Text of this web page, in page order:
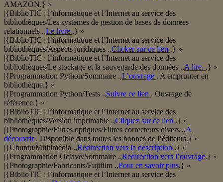
AMAZON.} »
|{BiblioTIC : l’informatique et l’Internet au service des
bibliothèques/Les systèmes de gestion de bases de données
relationnels .,Le livre .} »
|{BiblioTIC : l’informatique et l’Internet au service des
bibliothèques/Aspects juridiques .,Clicker sur ce lien .} »
|{BiblioTIC : l’informatique et l’Internet au service des
bibliothèques/Le stockage et la sauvegarde des données .,A lire. .} »
|{Programmation Python/Sommaire .,L’ouvrage . A emprunter en
bibliothèque.} »
|{Programmation Python/Tests .,Suivre ce lien . Ouvrage de
référence.} »
|{BiblioTIC : l’informatique et l’Internet au service des
bibliothèques/Version imprimable .,Cliquez sur ce lien .} »
|{Photographie/Filtres optiques/Filtres correcteurs divers .,A
découvrir . Disponible dans toutes les bonnes de l’éditeurs.} »
|{Ubuntu/Multimédia .,Redirection vers la description .} »
|{Programmation Octave/Sommaire .,Redirection vers l’ouvrage.} »
|{Photographie/Fabricants/Fujifilm .,Pour en savoir plus.} »
|{BiblioTIC : l’informatique et l’Internet au service des